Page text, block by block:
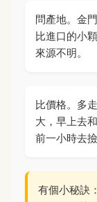
問產地。金
比進口的小
來源不明。
比價格。多
大，早上去
前一小時去
有個小秘訣